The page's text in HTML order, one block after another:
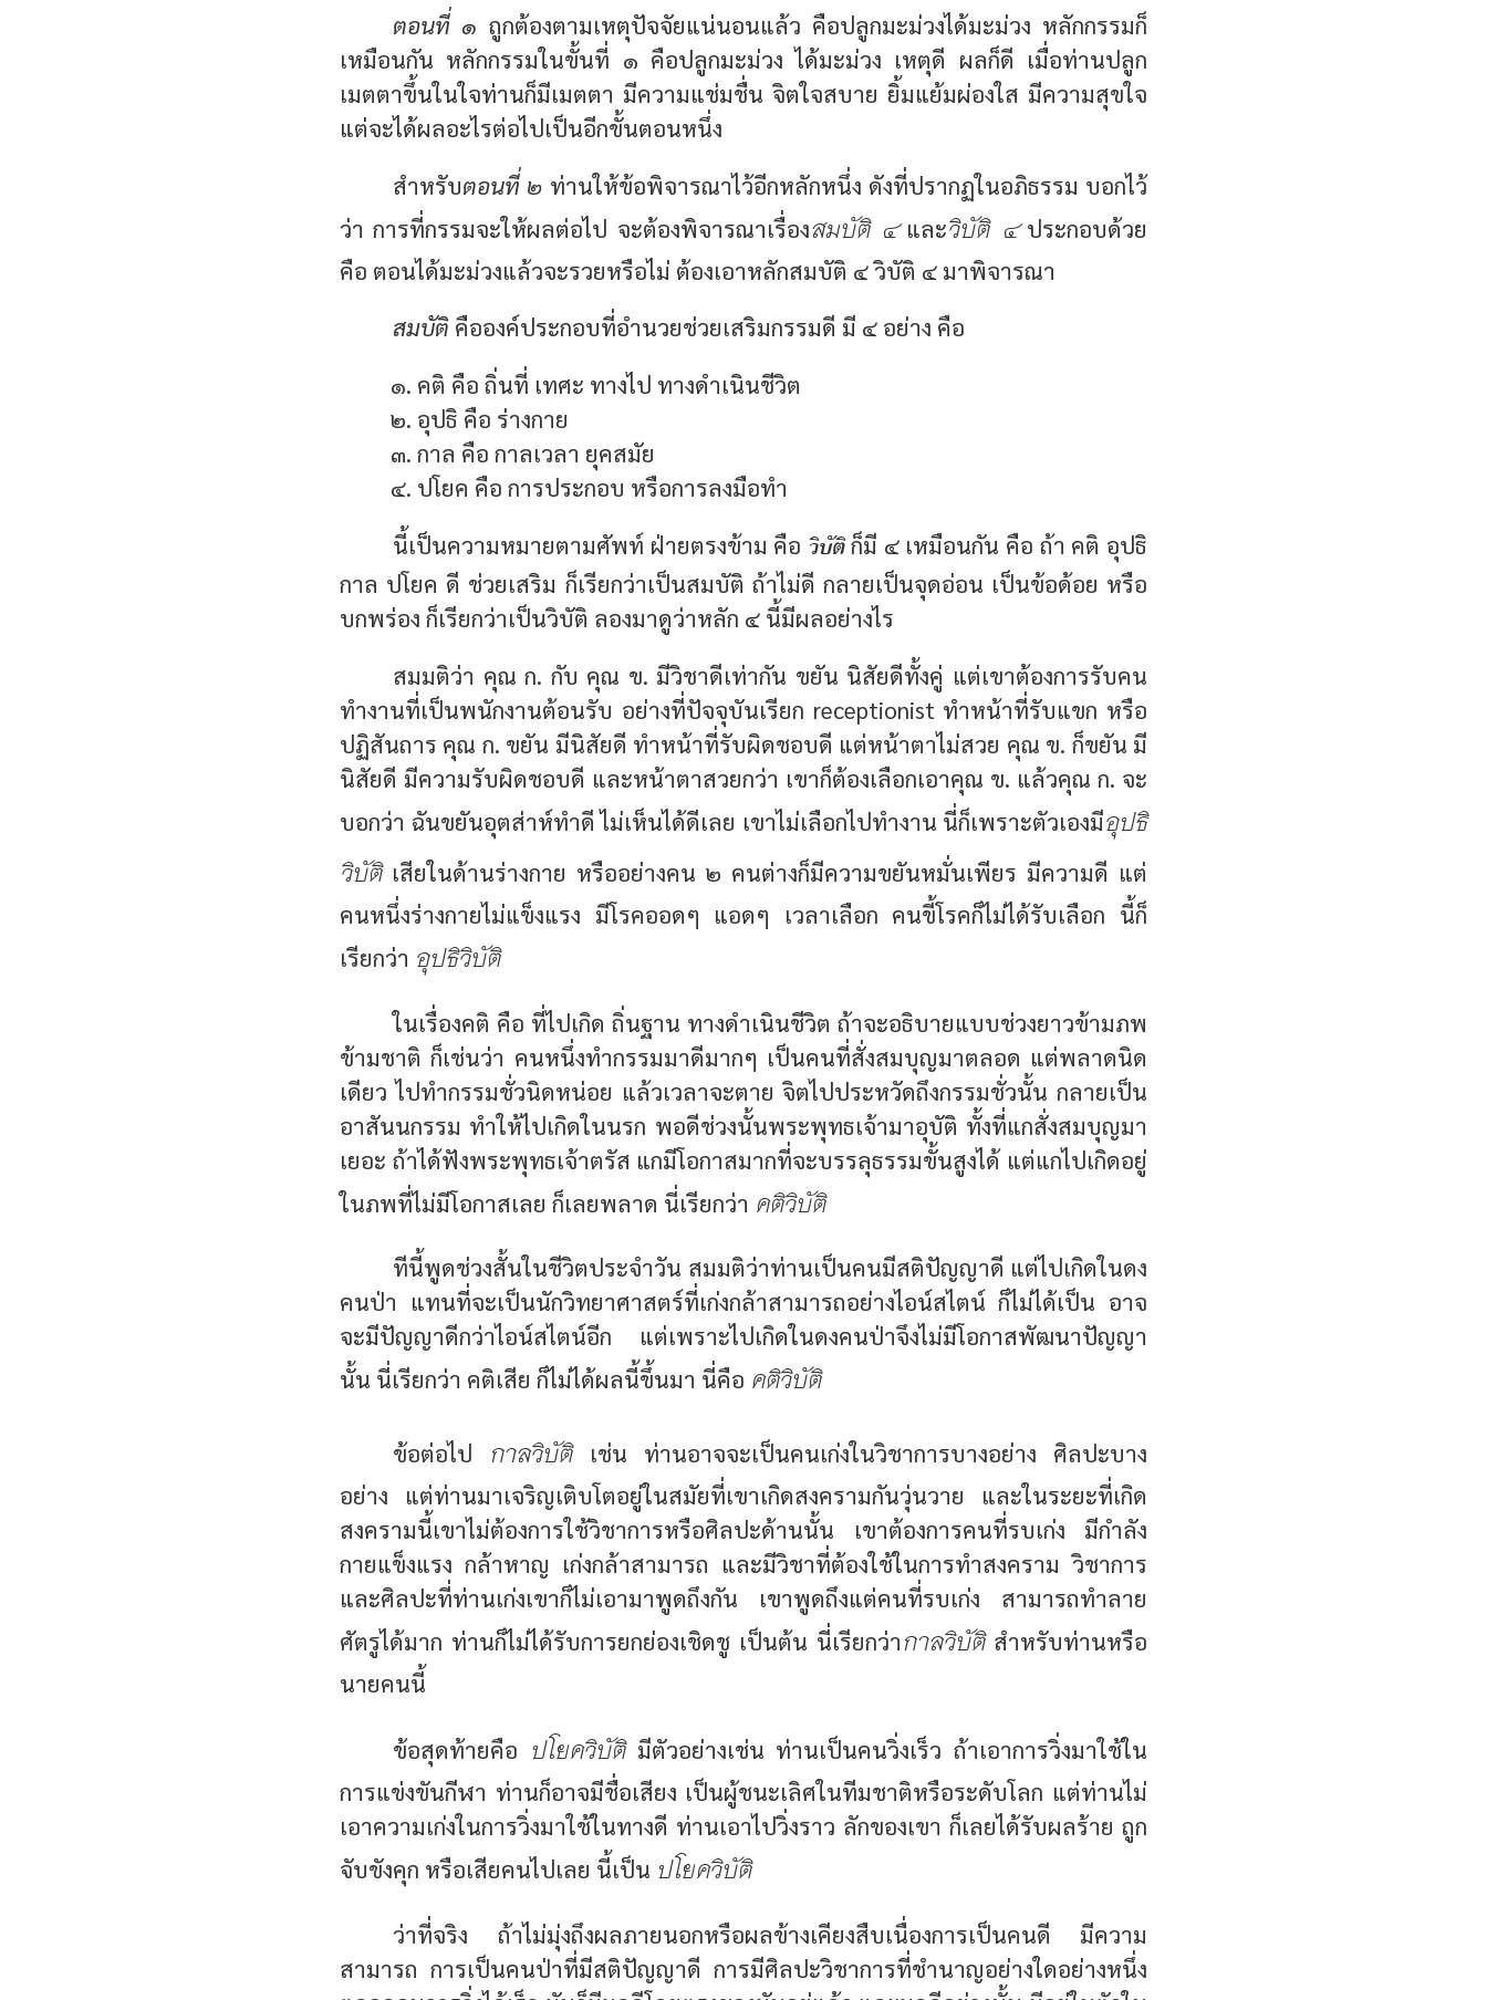
ตอนที่ ๑ ถูกต้องตามเหตุปัจจัยแน่นอนแล้ว คือปลูกมะม่วงได้มะม่วง หลักกรรมก็
เหมือนกัน หลักกรรมในขั้นที่ ๑ คือปลูกมะม่วง ได้มะม่วง เหตุดี ผลก็ดี เมื่อท่านปลูก
เมตตาขึ้นในใจท่านก็มีเมตตา มีความแช่มชื่น จิตใจสบาย ยิ้มแย้มผ่องใส มีความสุขใจ
แต่จะได้ผลอะไรต่อไปเป็นอีกขั้นตอนหนึ่ง
สำหรับตอนที่ ๒ ท่านให้ข้อพิจารณาไว้อีกหลักหนึ่ง ดังที่ปรากฏในอภิธรรม บอกไว้
ว่า การที่กรรมจะให้ผลต่อไป จะต้องพิจารณาเรื่องสมบัติ ๔และวิบัติ ๔ประกอบด้วย
คือ ตอนได้มะม่วงแล้วจะรวยหรือไม่ ต้องเอาหลักสมบัติ ๔ วิบัติ ๔ มาพิจารณา
สมบัติ คือองค์ประกอบที่อำนวยช่วยเสริมกรรมดี มี ๔ อย่าง คือ
๑. คติ คือ ถิ่นที่ เทศะ ทางไป ทางดำเนินชีวิต
๒. อุปธิ คือ ร่างกาย
๓. กาล คือ กาลเวลา ยุคสมัย
๔. ปโยค คือ การประกอบ หรือการลงมือทำ
นี้เป็นความหมายตามศัพท์ ฝ่ายตรงข้าม คือ วิบัติก็มี ๔ เหมือนกัน คือ ถ้า คติ อุปธิ
กาล ปโยค ดี ช่วยเสริม ก็เรียกว่าเป็นสมบัติ ถ้าไม่ดี กลายเป็นจุดอ่อน เป็นข้อด้อย หรือ
บกพร่อง ก็เรียกว่าเป็นวิบัติ ลองมาดูว่าหลัก ๔ นี้มีผลอย่างไร
สมมติว่า คุณ ก. กับ คุณ ข. มีวิชาดีเท่ากัน ขยัน นิสัยดีทั้งคู่ แต่เขาต้องการรับคน
ทำงานที่เป็นพนักงานต้อนรับ อย่างที่ปัจจุบันเรียก receptionist ทำหน้าที่รับแขก หรือ
ปฏิสันถาร คุณ ก. ขยัน มีนิสัยดี ทำหน้าที่รับผิดชอบดี แต่หน้าตาไม่สวย คุณ ข. ก็ขยัน มี
นิสัยดี มีความรับผิดชอบดี และหน้าตาสวยกว่า เขาก็ต้องเลือกเอาคุณ ข. แล้วคุณ ก. จะ
บอกว่า ฉันขยันอุตส่าห์ทำดี ไม่เห็นได้ดีเลย เขาไม่เลือกไปทำงาน นี่ก็เพราะตัวเองมีอุปธิ
วิบัติเสียในด้านร่างกาย หรืออย่างคน ๒ คนต่างก็มีความขยันหมั่นเพียร มีความดี แต่
คนหนึ่งร่างกายไม่แข็งแรง มีโรคออดๆ แอดๆ เวลาเลือก คนขี้โรคก็ไม่ได้รับเลือก นี้ก็
เรียกว่า อุปธิวิบัติ
ในเรื่องคติ คือ ที่ไปเกิด ถิ่นฐาน ทางดำเนินชีวิต ถ้าจะอธิบายแบบช่วงยาวข้ามภพ
ข้ามชาติ ก็เช่นว่า คนหนึ่งทำกรรมมาดีมากๆ เป็นคนที่สั่งสมบุญมาตลอด แต่พลาดนิด
เดียว ไปทำกรรมชั่วนิดหน่อย แล้วเวลาจะตาย จิตไปประหวัดถึงกรรมชั่วนั้น กลายเป็น
อาสันนกรรม ทำให้ไปเกิดในนรก พอดีช่วงนั้นพระพุทธเจ้ามาอุบัติ ทั้งที่แกสั่งสมบุญมา
เยอะ ถ้าได้ฟังพระพุทธเจ้าตรัส แกมีโอกาสมากที่จะบรรลุธรรมขั้นสูงได้ แต่แกไปเกิดอยู่
ในภพที่ไม่มีโอกาสเลย ก็เลยพลาด นี่เรียกว่า คติวิบัติ
ทีนี้พูดช่วงสั้นในชีวิตประจำวัน สมมติว่าท่านเป็นคนมีสติปัญญาดี แต่ไปเกิดในดง
คนป่า แทนที่จะเป็นนักวิทยาศาสตร์ที่เก่งกล้าสามารถอย่างไอน์สไตน์ ก็ไม่ได้เป็น อาจ
จะมีปัญญาดีกว่าไอน์สไตน์อีก แต่เพราะไปเกิดในดงคนป่าจึงไม่มีโอกาสพัฒนาปัญญา
นั้น นี่เรียกว่า คติเสีย ก็ไม่ได้ผลนี้ขึ้นมา นี่คือ คติวิบัติ
ข้อต่อไป กาลวิบัติเช่น ท่านอาจจะเป็นคนเก่งในวิชาการบางอย่าง ศิลปะบาง
อย่าง แต่ท่านมาเจริญเติบโตอยู่ในสมัยที่เขาเกิดสงครามกันวุ่นวาย และในระยะที่เกิด
สงครามนี้เขาไม่ต้องการใช้วิชาการหรือศิลปะด้านนั้น เขาต้องการคนที่รบเก่ง มีกำลัง
กายแข็งแรง กล้าหาญ เก่งกล้าสามารถ และมีวิชาที่ต้องใช้ในการทำสงคราม วิชาการ
และศิลปะที่ท่านเก่งเขาก็ไม่เอามาพูดถึงกัน เขาพูดถึงแต่คนที่รบเก่ง สามารถทำลาย
ศัตรูได้มาก ท่านก็ไม่ได้รับการยกย่องเชิดชู เป็นต้น นี่เรียกว่ากาลวิบัติสำหรับท่านหรือ
นายคนนี้
ข้อสุดท้ายคือ ปโยควิบัติมีตัวอย่างเช่น ท่านเป็นคนวิ่งเร็ว ถ้าเอาการวิ่งมาใช้ใน
การแข่งขันกีฬา ท่านก็อาจมีชื่อเสียง เป็นผู้ชนะเลิศในทีมชาติหรือระดับโลก แต่ท่านไม่
เอาความเก่งในการวิ่งมาใช้ในทางดี ท่านเอาไปวิ่งราว ลักของเขา ก็เลยได้รับผลร้าย ถูก
จับขังคุก หรือเสียคนไปเลย นี้เป็น ปโยควิบัติ
ว่าที่จริง ถ้าไม่มุ่งถึงผลภายนอกหรือผลข้างเคียงสืบเนื่องการเป็นคนดี มีความ
สามารถ การเป็นคนป่าที่มีสติปัญญาดี การมีศิลปะวิชาการที่ชำนาญอย่างใดอย่างหนึ่ง